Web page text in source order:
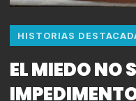
HISTORIAS
EL MIEDO NO